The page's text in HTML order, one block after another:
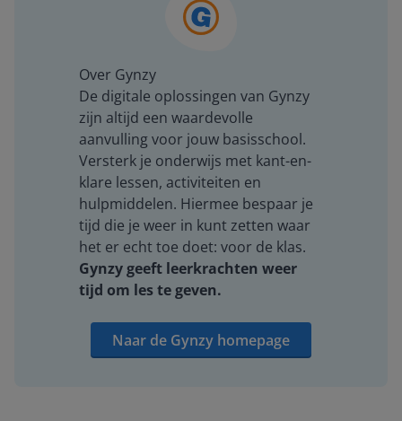
Over Gynzy
De digitale oplossingen van Gynzy
zijn altijd een waardevolle
aanvulling voor jouw basisschool.
Versterk je onderwijs met kant-en-
klare lessen, activiteiten en
hulpmiddelen. Hiermee bespaar je
tijd die je weer in kunt zetten waar
het er echt toe doet: voor de klas.
Gynzy geeft leerkrachten weer
tijd om les te geven.
Naar de Gynzy homepage